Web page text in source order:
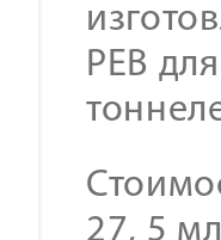
РЕВ
27, 5